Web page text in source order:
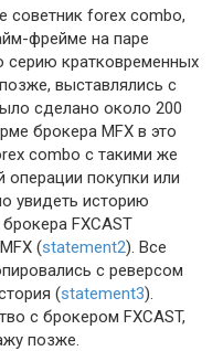
советник forex combo,
фрейме на паре
серию кратковременных
выставлялись с
сделано около 200
брокера MFX в это
combo с такими же
операции покупки или
увидеть историю
FXCAST
(statement2). Все
с реверсом
(statement3).
с брокером FXCAST,
позже.